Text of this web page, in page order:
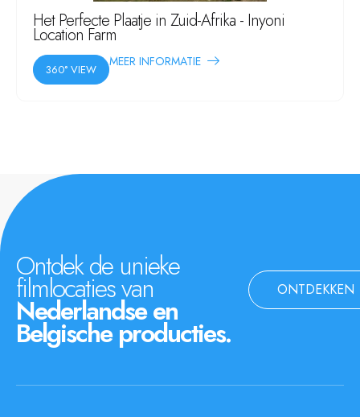
Het Perfecte Plaatje in Zuid-Afrika - Inyoni
Location Farm
360° VIEW
MEER INFORMATIE
Ontdek de unieke
filmlocaties van
Nederlandse en
Belgische producties.
ONTDEKKEN